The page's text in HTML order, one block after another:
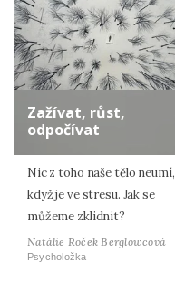
Zažívat, růst,
odpočívat
Nic z toho naše tělo neumí,
když je ve stresu. Jak se
můžeme zklidnit?
Natálie Roček Berglowcová
Psycholožka